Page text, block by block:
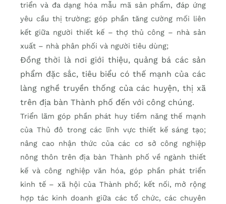
triển và đa dạng hóa mẫu mã sản phẩm, đáp ứng
yêu cầu thị trường; góp phần tăng cường mối liên
kết giữa người thiết kế – thợ thủ công – nhà sản
xuất – nhà phân phối và người tiêu dùng;
Đồng thời là nơi giới thiệu, quảng bá các sản
phẩm đặc sắc, tiêu biểu có thế mạnh của các
làng nghề truyền thống của các huyện, thị xã
trên địa bàn Thành phố đến với công chúng.
Triển lãm góp phần phát huy tiềm năng thế mạnh
của Thủ đô trong các lĩnh vực thiết kế sáng tạo;
nâng cao nhận thức của các cơ sở công nghiệp
nông thôn trên địa bàn Thành phố về ngành thiết
kế và công nghiệp văn hóa, góp phần phát triển
kinh tế – xã hội của Thành phố; kết nối, mở rộng
hợp tác kinh doanh giữa các tổ chức, các chuyên